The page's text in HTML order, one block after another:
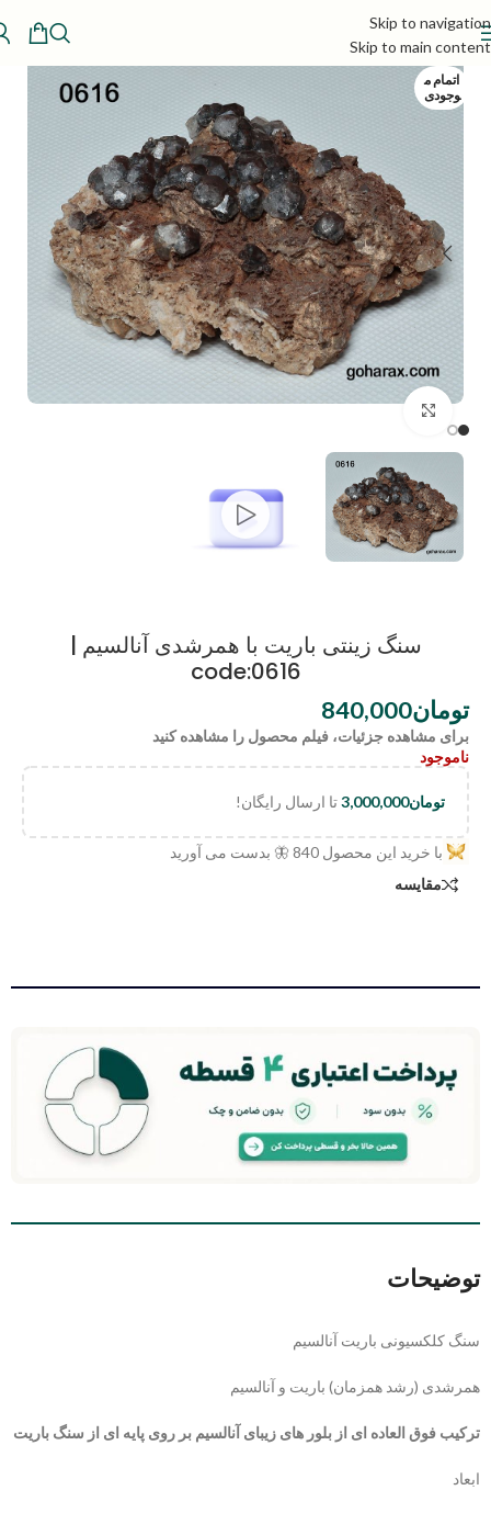
Skip to navigation
Skip to main content
اتمام م
وجودی
سنگ زینتی باریت با همرشدی آنالسیم |
code:0616
تومان840,000
برای مشاهده جزئیات، فیلم محصول را مشاهده کنید
ناموجود
تومان3,000,000تا ارسال رایگان!
با خرید این محصول 840 🦋 بدست می آورید
مقایسه
توضیحات
سنگ کلکسیونی باریت آنالسیم
همرشدی (رشد همزمان) باریت و آنالسیم
ترکیب فوق العاده ای از بلور های زیبای آنالسیم بر روی پایه ای از سنگ باریت
ابعاد